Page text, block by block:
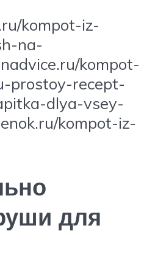
kompot-iz-
na-
kompot-
prostoy-recept-
dlya-vsey-
kompot-iz-
для